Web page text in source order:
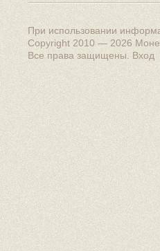
При использовании
Copyright 2010 — 2026
Все права защищены. Вход